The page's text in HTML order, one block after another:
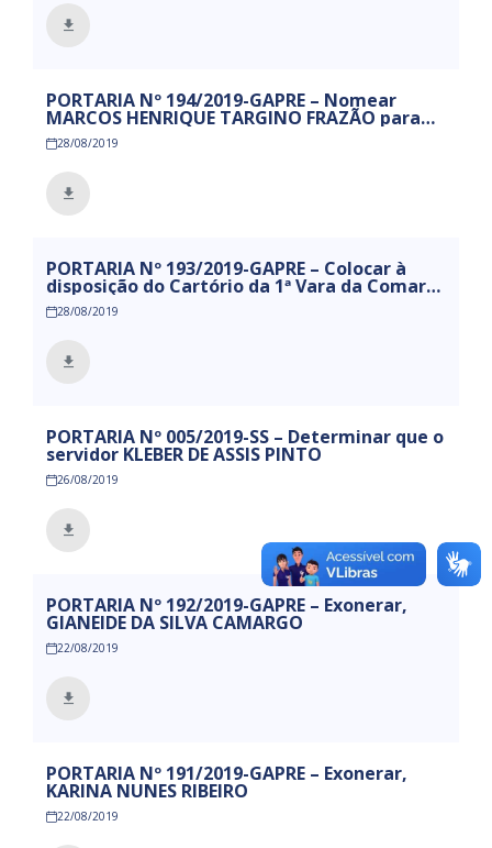
PORTARIA Nº 194/2019-GAPRE – Nomear
MARCOS HENRIQUE TARGINO FRAZÃO para
exercer o cargo efetivo de AGENTE DE
TRÂNSITO
28/08/2019
PORTARIA Nº 193/2019-GAPRE – Colocar à
disposição do Cartório da 1ª Vara da Comarca
de Mamanguape, o servidor WANDICK
LEITÃO DE SOUZA
28/08/2019
PORTARIA Nº 005/2019-SS – Determinar que o
servidor KLEBER DE ASSIS PINTO
26/08/2019
PORTARIA Nº 192/2019-GAPRE – Exonerar,
GIANEIDE DA SILVA CAMARGO
22/08/2019
PORTARIA Nº 191/2019-GAPRE – Exonerar,
KARINA NUNES RIBEIRO
22/08/2019